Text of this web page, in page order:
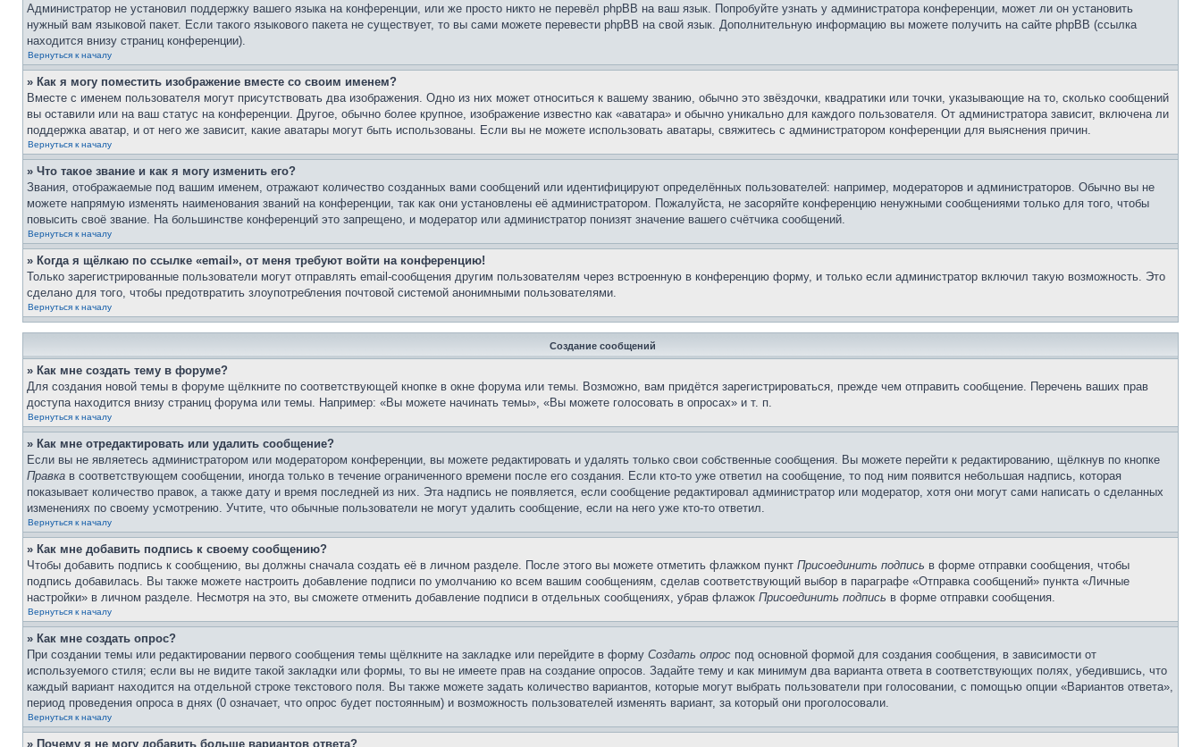
Администратор не установил поддержку вашего языка на конференции, или же просто никто не перевёл phpBB на ваш язык. Попробуйте узнать у администратора конференции, может ли он установить
нужный вам языковой пакет. Если такого языкового пакета не существует, то вы сами можете перевести phpBB на свой язык. Дополнительную информацию вы можете получить на сайте phpBB (ссылка
находится внизу страниц конференции).
Вернуться к началу
» Как я могу поместить изображение вместе со своим именем?
Вместе с именем пользователя могут присутствовать два изображения. Одно из них может относиться к вашему званию, обычно это звёздочки, квадратики или точки, указывающие на то, сколько сообщений
вы оставили или на ваш статус на конференции. Другое, обычно более крупное, изображение известно как «аватара» и обычно уникально для каждого пользователя. От администратора зависит, включена ли
поддержка аватар, и от него же зависит, какие аватары могут быть использованы. Если вы не можете использовать аватары, свяжитесь с администратором конференции для выяснения причин.
Вернуться к началу
» Что такое звание и как я могу изменить его?
Звания, отображаемые под вашим именем, отражают количество созданных вами сообщений или идентифицируют определённых пользователей: например, модераторов и администраторов. Обычно вы не
можете напрямую изменять наименования званий на конференции, так как они установлены её администратором. Пожалуйста, не засоряйте конференцию ненужными сообщениями только для того, чтобы
повысить своё звание. На большинстве конференций это запрещено, и модератор или администратор понизят значение вашего счётчика сообщений.
Вернуться к началу
» Когда я щёлкаю по ссылке «email», от меня требуют войти на конференцию!
Только зарегистрированные пользователи могут отправлять email-сообщения другим пользователям через встроенную в конференцию форму, и только если администратор включил такую возможность. Это
сделано для того, чтобы предотвратить злоупотребления почтовой системой анонимными пользователями.
Вернуться к началу
Создание сообщений
» Как мне создать тему в форуме?
Для создания новой темы в форуме щёлкните по соответствующей кнопке в окне форума или темы. Возможно, вам придётся зарегистрироваться, прежде чем отправить сообщение. Перечень ваших прав
доступа находится внизу страниц форума или темы. Например: «Вы можете начинать темы», «Вы можете голосовать в опросах» и т. п.
Вернуться к началу
» Как мне отредактировать или удалить сообщение?
Если вы не являетесь администратором или модератором конференции, вы можете редактировать и удалять только свои собственные сообщения. Вы можете перейти к редактированию, щёлкнув по кнопке
Правка в соответствующем сообщении, иногда только в течение ограниченного времени после его создания. Если кто-то уже ответил на сообщение, то под ним появится небольшая надпись, которая
показывает количество правок, а также дату и время последней из них. Эта надпись не появляется, если сообщение редактировал администратор или модератор, хотя они могут сами написать о сделанных
изменениях по своему усмотрению. Учтите, что обычные пользователи не могут удалить сообщение, если на него уже кто-то ответил.
Вернуться к началу
» Как мне добавить подпись к своему сообщению?
Чтобы добавить подпись к сообщению, вы должны сначала создать её в личном разделе. После этого вы можете отметить флажком пункт Присоединить подпись в форме отправки сообщения, чтобы
подпись добавилась. Вы также можете настроить добавление подписи по умолчанию ко всем вашим сообщениям, сделав соответствующий выбор в параграфе «Отправка сообщений» пункта «Личные
настройки» в личном разделе. Несмотря на это, вы сможете отменить добавление подписи в отдельных сообщениях, убрав флажок Присоединить подпись в форме отправки сообщения.
Вернуться к началу
» Как мне создать опрос?
При создании темы или редактировании первого сообщения темы щёлкните на закладке или перейдите в форму Создать опрос под основной формой для создания сообщения, в зависимости от
используемого стиля; если вы не видите такой закладки или формы, то вы не имеете прав на создание опросов. Задайте тему и как минимум два варианта ответа в соответствующих полях, убедившись, что
каждый вариант находится на отдельной строке текстового поля. Вы также можете задать количество вариантов, которые могут выбрать пользователи при голосовании, с помощью опции «Вариантов ответа»,
период проведения опроса в днях (0 означает, что опрос будет постоянным) и возможность пользователей изменять вариант, за который они проголосовали.
Вернуться к началу
» Почему я не могу добавить больше вариантов ответа?